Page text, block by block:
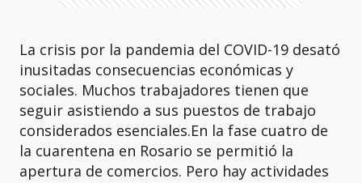
La crisis por la pandemia del COVID-19 desató
inusitadas consecuencias económicas y
sociales. Muchos trabajadores tienen que
seguir asistiendo a sus puestos de trabajo
considerados esenciales.En la fase cuatro de
la cuarentena en Rosario se permitió la
apertura de comercios. Pero hay actividades